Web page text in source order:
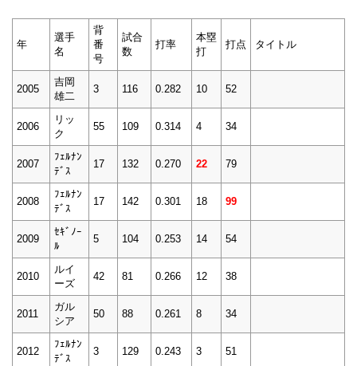
年
選手
名
背
番
号
試合
数
打率
本塁
打
打点 タイトル
2005
吉岡
雄二
3 116 0.282 10 52
2006
リッ
ク
55 109 0.314 4 34
2007
ﾌｪﾙﾅﾝ
ﾃﾞｽ
17 132 0.270 22 79
2008
ﾌｪﾙﾅﾝ
ﾃﾞｽ
17 142 0.301 18 99
2009
ｾｷﾞﾉｰ
ﾙ
5 104 0.253 14 54
2010
ルイ
ーズ
42 81 0.266 12 38
2011
ガル
シア
50 88 0.261 8 34
2012
ﾌｪﾙﾅﾝ
ﾃﾞｽ
3 129 0.243 3 51